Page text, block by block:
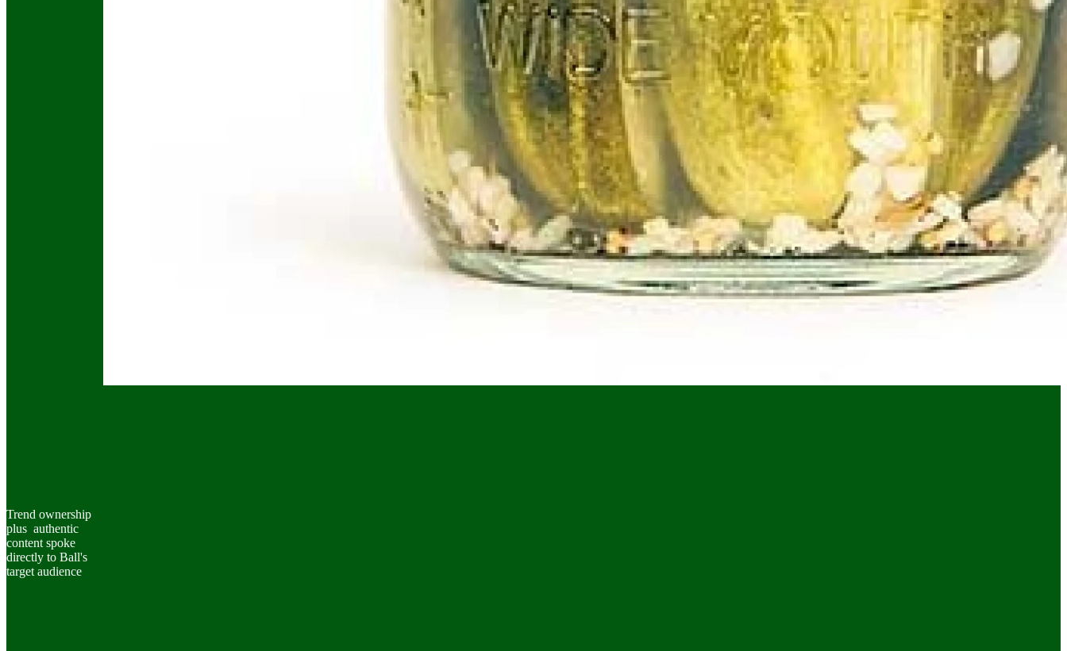
Trend ownership
plus authentic
content spoke
directly to Ball's
target audience